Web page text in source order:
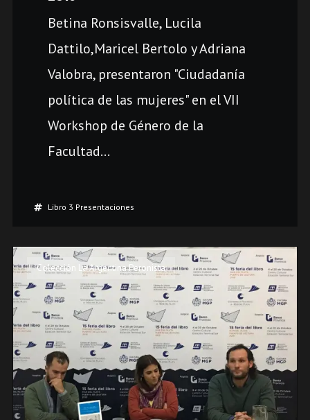
Betina Ronsisvalle, Lucila
Dattilo,Maricel Bertolo y Adriana
Valobra, presentaron "Ciudadanía
política de las mujeres" en el VII
Workshop de Género de la
Facultad...
Libro 3 Presentaciones
Colección La Argentina Peronista